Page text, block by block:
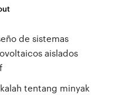
de sistemas
aislados
tentang minyak